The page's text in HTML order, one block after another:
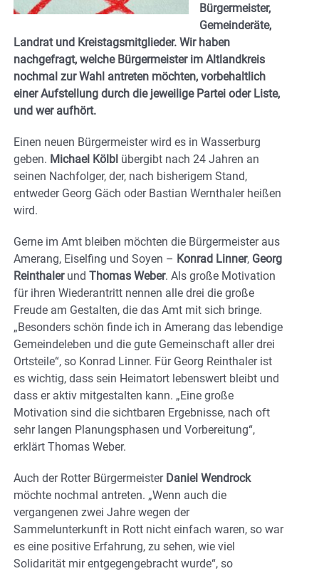
Bürgermeister,
Gemeinderäte,
Landrat und Kreistagsmitglieder. Wir haben
nachgefragt, welche Bürgermeister im Altlandkreis
nochmal zur Wahl antreten möchten, vorbehaltlich
einer Aufstellung durch die jeweilige Partei oder Liste,
und wer aufhört.
Einen neuen Bürgermeister wird es in Wasserburg
geben. Michael Kölbl übergibt nach 24 Jahren an
seinen Nachfolger, der, nach bisherigem Stand,
entweder Georg Gäch oder Bastian Wernthaler heißen
wird.
Gerne im Amt bleiben möchten die Bürgermeister aus
Amerang, Eiselfing und Soyen – Konrad Linner, Georg
Reinthalerund Thomas Weber. Als große Motivation
für ihren Wiederantritt nennen alle drei die große
Freude am Gestalten, die das Amt mit sich bringe.
„Besonders schön finde ich in Amerang das lebendige
Gemeindeleben und die gute Gemeinschaft aller drei
Ortsteile“, so Konrad Linner. Für Georg Reinthaler ist
es wichtig, dass sein Heimatort lebenswert bleibt und
dass er aktiv mitgestalten kann. „Eine große
Motivation sind die sichtbaren Ergebnisse, nach oft
sehr langen Planungsphasen und Vorbereitung“,
erklärt Thomas Weber.
Auch der Rotter Bürgermeister Daniel Wendrock
möchte nochmal antreten. „Wenn auch die
vergangenen zwei Jahre wegen der
Sammelunterkunft in Rott nicht einfach waren, so war
es eine positive Erfahrung, zu sehen, wie viel
Solidarität mir entgegengebracht wurde“, so